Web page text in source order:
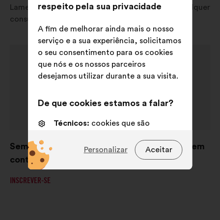
Lamentamos, não está disponível atualmente qualquer
consulta no seu país.
Sem consultas em curso, mas mantenha-se em
contacto!
INSCREVER-SE
respeito pela sua privacidade
A fim de melhorar ainda mais o nosso
serviço e a sua experiência, solicitamos
o seu consentimento para os cookies
que nós e os nossos parceiros
desejamos utilizar durante a sua visita.
De que cookies estamos a falar?
Técnicos: cookies que são
do sitio Internet
Aceitar
Personalizar